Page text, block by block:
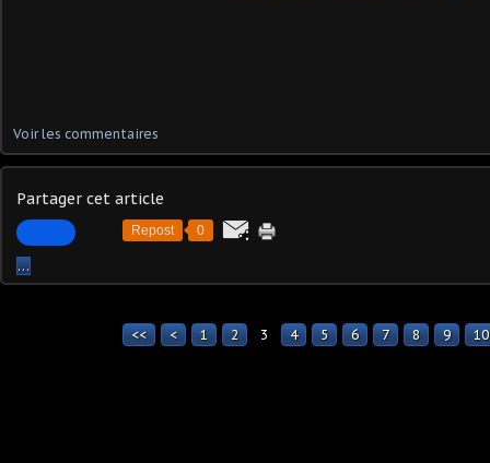
Voir les commentaires
Partager cet article
Repost 0
…
<< < 1 2 3 4 5 6 7 8 9 10